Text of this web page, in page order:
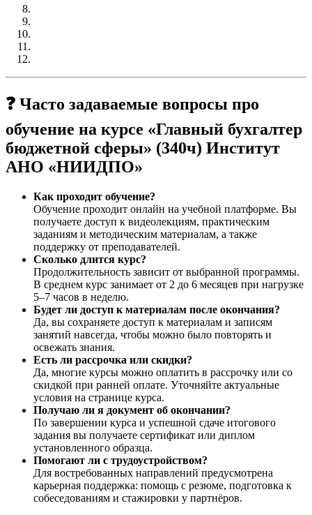
❓ Часто задаваемые вопросы про
обучение на курсе «Главный бухгалтер
бюджетной сферы» (340ч) Институт
АНО «НИИДПО»
Как проходит обучение?
Обучение проходит онлайн на учебной платформе. Вы
получаете доступ к видеолекциям, практическим
заданиям и методическим материалам, а также
поддержку от преподавателей.
Сколько длится курс?
Продолжительность зависит от выбранной программы.
В среднем курс занимает от 2 до 6 месяцев при нагрузке
5–7 часов в неделю.
Будет ли доступ к материалам после окончания?
Да, вы сохраняете доступ к материалам и записям
занятий навсегда, чтобы можно было повторять и
освежать знания.
Есть ли рассрочка или скидки?
Да, многие курсы можно оплатить в рассрочку или со
скидкой при ранней оплате. Уточняйте актуальные
условия на странице курса.
Получаю ли я документ об окончании?
По завершении курса и успешной сдаче итогового
задания вы получаете сертификат или диплом
установленного образца.
Помогают ли с трудоустройством?
Для востребованных направлений предусмотрена
карьерная поддержка: помощь с резюме, подготовка к
собеседованиям и стажировки у партнёров.